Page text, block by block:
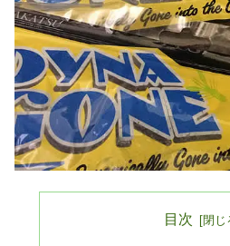
目次